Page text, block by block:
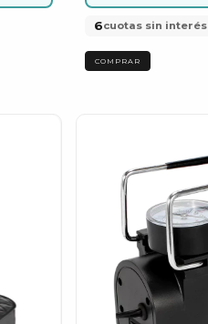
6cuotas sin